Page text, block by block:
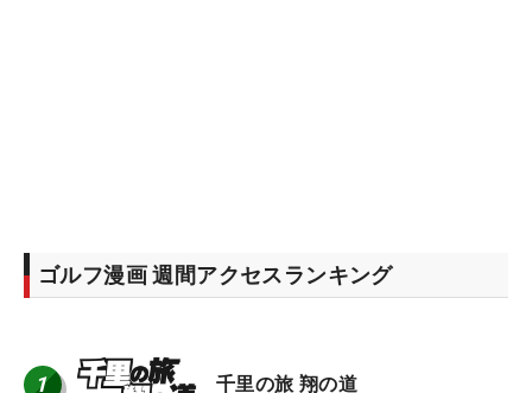
ゴルフ漫画 週間アクセスランキング
1 千里の旅 翔の道